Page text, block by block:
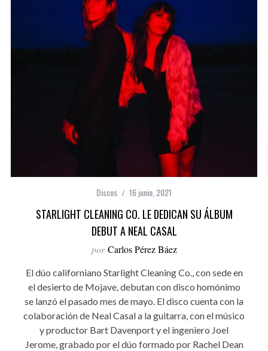
Discos 16 junio, 2021
STARLIGHT CLEANING CO. LE DEDICAN SU ÁLBUM
DEBUT A NEAL CASAL
por Carlos Pérez Báez
El dúo californiano Starlight Cleaning Co., con sede en
el desierto de Mojave, debutan con disco homónimo
se lanzó el pasado mes de mayo. El disco cuenta con la
colaboración de Neal Casal a la guitarra, con el músico
y productor Bart Davenport y el ingeniero Joel
Jerome, grabado por el dúo formado por Rachel Dean